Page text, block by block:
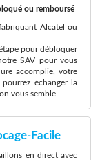
ou remboursé
Alcatel ou
pour débloquer
SAV pour vous
accomplie, votre
échanger la
vous semble.
Facile
en direct avec